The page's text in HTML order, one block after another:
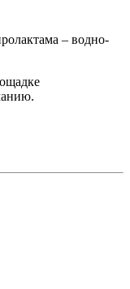
– водно-